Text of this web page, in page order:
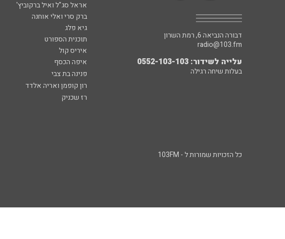
אראל סג"ל ואיל ברקוביץ'
ברק סרי ואלי אוחנה
גיא פלג
תוכנית הספורט
איריס קול
איפה הכסף
פנינה בת צבי
רון קופמן ואריה אלדד
רז שכניק
דבורה הנביאה 6, רמת השרון
radio@103.fm
עלייה לשידור: 0552-103-103
בעלות שיחה רגילה
כל הזכויות שמורות ל - 103FM